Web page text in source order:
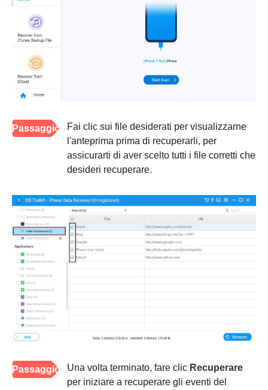
Passaggio
Fai clic sui file desiderati per visualizzarne
l'anteprima prima di recuperarli, per
assicurarti di aver scelto tutti i file corretti che
desideri recuperare.
Passaggio
Una volta terminato, fare clic Recuperare
per iniziare a recuperare gli eventi del